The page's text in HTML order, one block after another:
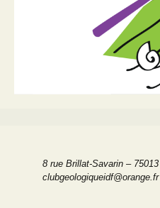
8 rue Brillat-Savarin – 75013
clubgeologiqueidf@orange.fr